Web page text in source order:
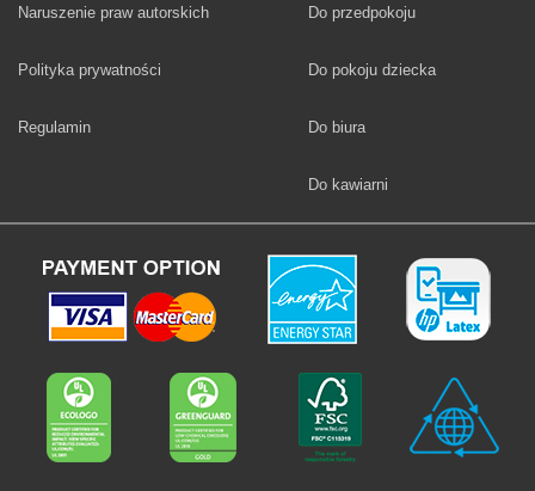
Naruszenie praw autorskich
Polityka prywatności
Regulamin
Fototapety
Do przedpokoju
Fototapety
Do pokoju dziecka
Fototapety
Do biura
Fototapety
Do kawiarni